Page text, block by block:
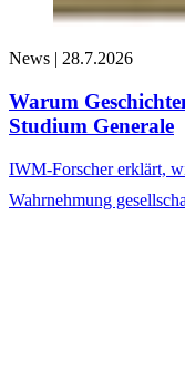
News | 28.7.2026
Warum
Studium Generale
IWM-Forscher erklärt,
Wahrnehmung